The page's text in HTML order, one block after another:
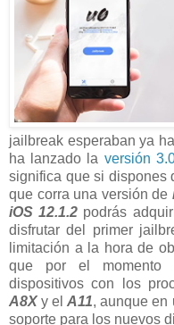
jailbreak esperaban ya
ha lanzado la versión
significa que si dispones
que corra una versión de
iOS 12.1.2 podrás
disfrutar del primer
limitación a la hora de
que por el momento
dispositivos con los
A8X y elA11, aunque en
soporte para los nuevos